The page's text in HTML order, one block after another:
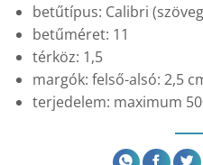
betűtípus: Calibri
betűméret: 11
térköz: 1,5
margók: felső-alsó: 2,5
terjedelem: maximum